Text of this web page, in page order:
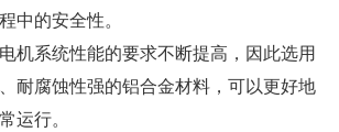
中的安全性。
机系统性能的要求不断提高，因此选用
耐腐蚀性强的铝合金材料，可以更好地
运行。